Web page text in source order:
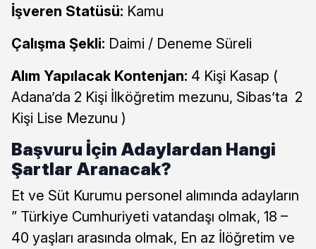
İşveren Statüsü: Kamu
Çalışma Şekli: Daimi / Deneme Süreli
Alım Yapılacak Kontenjan: 4 Kişi Kasap (
Adana’da 2 Kişi İlköğretim mezunu, Sibas’ta 2
Kişi Lise Mezunu )
Başvuru İçin Adaylardan Hangi
Şartlar Aranacak?
Et ve Süt Kurumu personel alımında adayların
” Türkiye Cumhuriyeti vatandaşı olmak, 18 –
40 yaşları arasında olmak, En az İlöğretim ve